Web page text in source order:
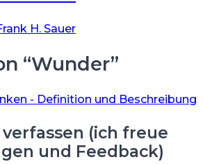
H. Sauer
“Wunder”
- Definition und Beschreibung
(ich freue
und Feedback)